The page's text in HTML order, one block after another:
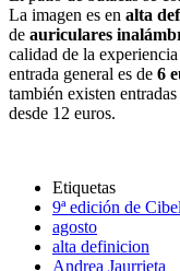
La imagen es en alta
de auriculares
calidad de la
entrada general es de 6
también existen
desde 12 euros.
Etiquetas
9ª edición de
agosto
alta definicion
Andrea Jaurrieta